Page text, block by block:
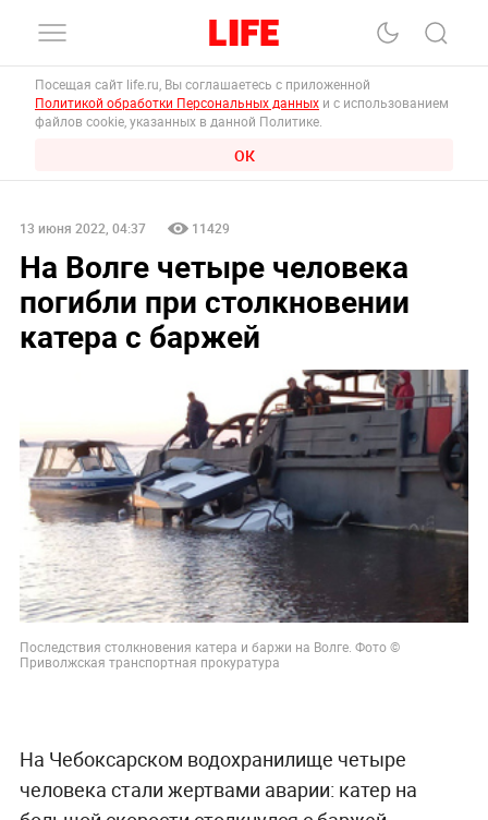
Посещая сайт life.ru, Вы соглашаетесь с приложенной
Политикой обработки Персональных данных и с использованием
файлов cookie, указанных в данной Политике.
ОК
13 июня 2022, 04:37 11429
На Волге четыре человека
погибли при столкновении
катера с баржей
Последствия столкновения катера и баржи на Волге. Фото ©
Приволжская транспортная прокуратура
На Чебоксарском водохранилище четыре
человека стали жертвами аварии: катер на